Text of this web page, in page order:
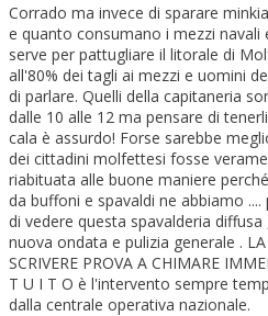
Corrado ma invece di sparare
e quanto consumano i mezzi navali
serve per pattugliare il litorale di
all'80% dei tagli ai mezzi e uomini
di parlare. Quelli della capitaneria
dalle 10 alle 12 ma pensare di
cala è assurdo! Forse sarebbe
dei cittadini molfettesi fosse
riabituata alle buone maniere
da buffoni e spavaldi ne abbiamo
di vedere questa spavalderia
nuova ondata e pulizia generale . LA
SCRIVERE PROVA A CHIMARE
T U I T O è l'intervento sempre
dalla centrale operativa nazionale.